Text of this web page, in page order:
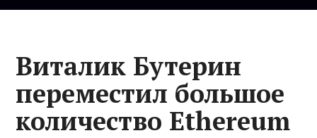
Виталик Бутерин
переместил большое
количество Ethereum